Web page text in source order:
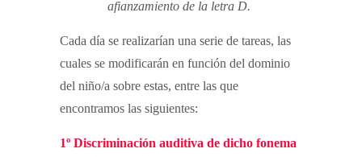
afianzamiento de la letra D.
Cada día se realizarían una serie de tareas, las
cuales se modificarán en función del dominio
del niño/a sobre estas, entre las que
encontramos las siguientes:
1º Discriminación auditiva de dicho fonema